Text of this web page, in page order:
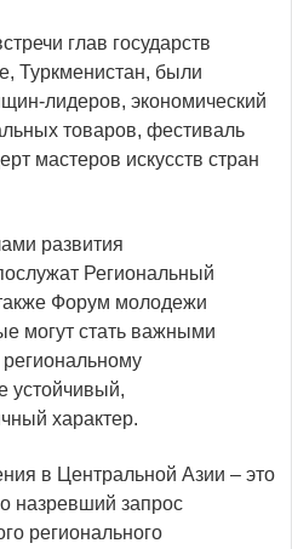
глав государств
Туркменистан, были
лидеров, экономический
товаров, фестиваль
мас­теров искусств стран
развития
Региональный
Форум молодежи
могут стать важными
устойчивый,
характер.
в Центральной Азии – это
назревший запрос
регионального